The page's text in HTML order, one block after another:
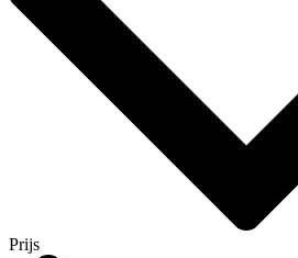
Prijs